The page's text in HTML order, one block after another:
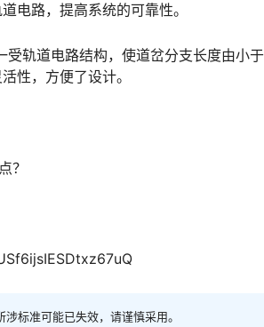
电路，提高系统的可靠性。
轨道电路结构，使道岔分支长度由小
性，方便了设计。󠅅󠅃󠄵󠅂󠄪󠇖󠆨󠆨󠇕󠆞󠆒󠅬󠇘󠆭󠆘󠇙󠆝󠅵󠇗󠆭󠆁󠄐󠇗󠅹󠅸󠇖󠆍󠅳󠇖󠅹󠅰󠇖󠆌󠅹
？
标准可能已失效，请谨慎采用。